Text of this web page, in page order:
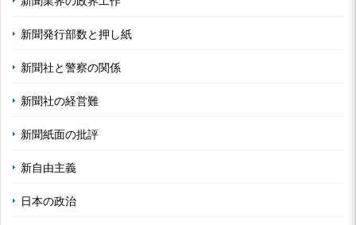
新聞発行部数と押し紙
新聞社と警察の関係
新聞社の経営難
新聞紙面の批評
新自由主義
日本の政治